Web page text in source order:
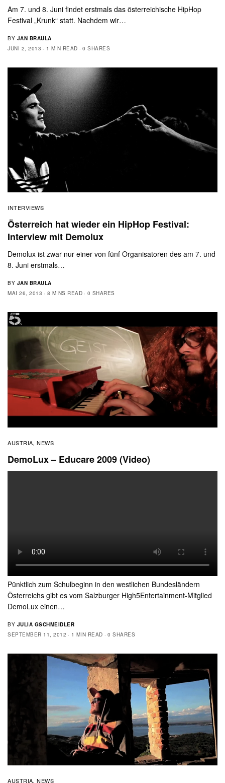
Am 7. und 8. Juni findet erstmals das österreichische HipHop
Festival „Krunk“ statt. Nachdem wir…
BY JAN BRAULA
JUNI 2, 2013
1 MIN READ 0 SHARES
INTERVIEWS
Österreich hat wieder ein HipHop Festival:
Interview mit Demolux
Demolux ist zwar nur einer von fünf Organisatoren des am 7. und
8. Juni erstmals…
BY JAN BRAULA
MAI 26, 2013
8 MINS READ 0 SHARES
AUSTRIA, NEWS
DemoLux – Educare 2009 (Video)
Pünktlich zum Schulbeginn in den westlichen Bundesländern
Österreichs gibt es vom Salzburger High5Entertainment-Mitglied
DemoLux einen…
BY JULIA GSCHMEIDLER
SEPTEMBER 11, 2012
1 MIN READ 0 SHARES
AUSTRIA, NEWS